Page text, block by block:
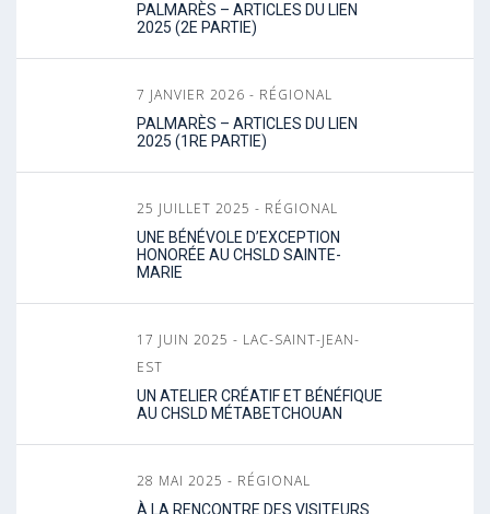
PALMARÈS – ARTICLES DU LIEN
2025 (2E PARTIE)
7 JANVIER 2026 - RÉGIONAL
PALMARÈS – ARTICLES DU LIEN
2025 (1RE PARTIE)
25 JUILLET 2025 - RÉGIONAL
UNE BÉNÉVOLE D’EXCEPTION
HONORÉE AU CHSLD SAINTE-
MARIE
17 JUIN 2025 - LAC-SAINT-JEAN-
EST
UN ATELIER CRÉATIF ET BÉNÉFIQUE
AU CHSLD MÉTABETCHOUAN
28 MAI 2025 - RÉGIONAL
À LA RENCONTRE DES VISITEURS